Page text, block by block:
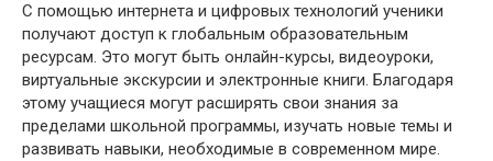
С помощью интернета и цифровых технологий ученики
получают доступ к глобальным образовательным
ресурсам. Это могут быть онлайн-курсы, видеоуроки,
виртуальные экскурсии и электронные книги. Благодаря
этому учащиеся могут расширять свои знания за
пределами школьной программы, изучать новые темы и
развивать навыки, необходимые в современном мире.